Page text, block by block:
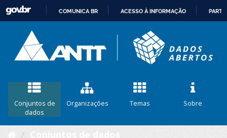
CONTEÚDO
COMUNICA BR ACESSO À INFORMAÇÃO
Conjuntos de
dados
Organizações Temas Sobre